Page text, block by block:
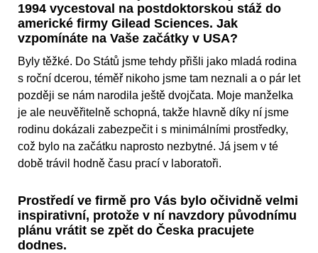
1994 vycestoval na postdoktorskou stáž do
americké firmy Gilead Sciences. Jak
vzpomínáte na Vaše začátky v USA?
Byly těžké. Do Států jsme tehdy přišli jako mladá rodina
s roční dcerou, téměř nikoho jsme tam neznali a o pár let
později se nám narodila ještě dvojčata. Moje manželka
je ale neuvěřitelně schopná, takže hlavně díky ní jsme
rodinu dokázali zabezpečit i s minimálními prostředky,
což bylo na začátku naprosto nezbytné. Já jsem v té
době trávil hodně času prací v laboratoři.
Prostředí ve firmě pro Vás bylo očividně velmi
inspirativní, protože v ní navzdory původnímu
plánu vrátit se zpět do Česka pracujete
dodnes.